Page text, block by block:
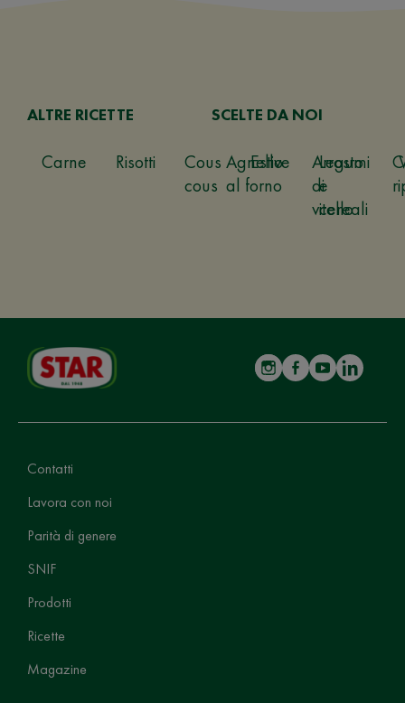
ALTRE RICETTE
Carne Risotti
Cous
cous
Estive
Legumi
e
cereali
SCELTE DA NOI
Agnello
al forno
Arrosto
di
vitello
Contatti
Lavora con noi
Parità di genere
SNIF
Prodotti
Ricette
Magazine